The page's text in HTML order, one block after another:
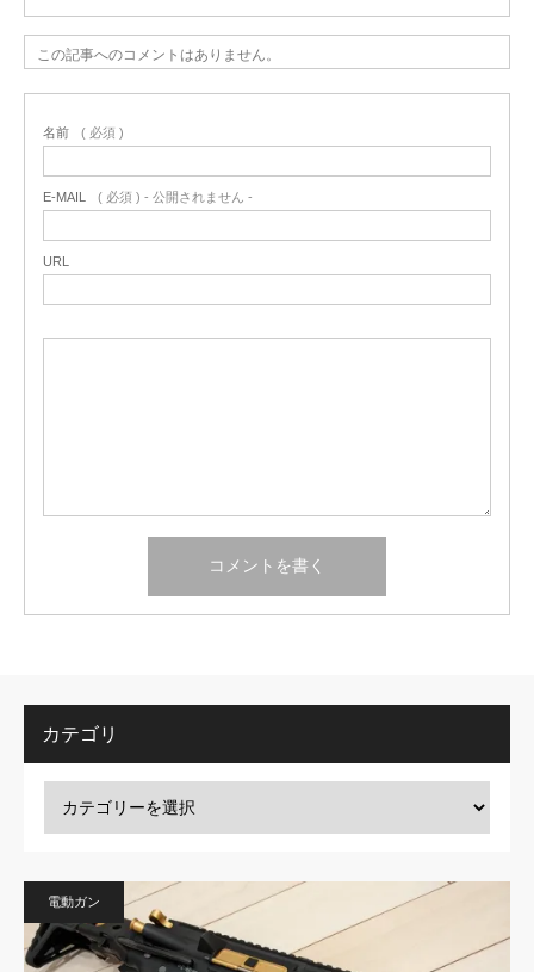
この記事へのコメントはありません。
名前 ( 必須 )
E-MAIL ( 必須 ) - 公開されません -
URL
カテゴリ
電動ガン